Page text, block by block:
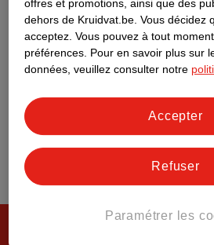
offres et promotions, ainsi que des
dehors de Kruidvat.be. Vous décidez
acceptez. Vous pouvez à tout
préférences. Pour en savoir plus sur
données, veuillez consulter notre
Paramétrer les
Refuser
Accepter